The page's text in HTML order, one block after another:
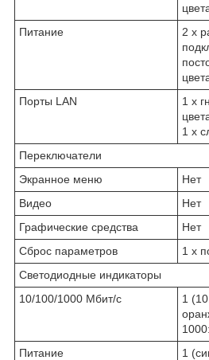
Питание
2 x
Порты LAN
1 x
1 x
Переключатели
Экранное меню
Нет
Видео
Нет
Графические средства
Нет
Сброс параметров
1 x
Светодиодные индикаторы
10/100/1000 Мбит/с
1
Питание
1